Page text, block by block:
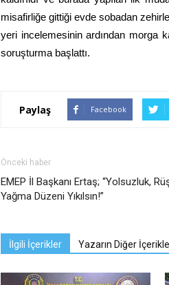
misafirliğe gittiği evde sobadan
yeri incelemesinin ardından morga
soruşturma başlattı.
Paylaş Facebook
Önceki haber
EMEP İl Başkanı Ertaş; “Yolsuzluk,
Yağma Düzeni Yıkılsın!”
İlgili İçerikler Yazarın Diğer